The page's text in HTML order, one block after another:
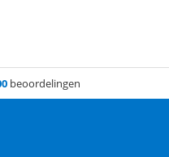
beoordelingen